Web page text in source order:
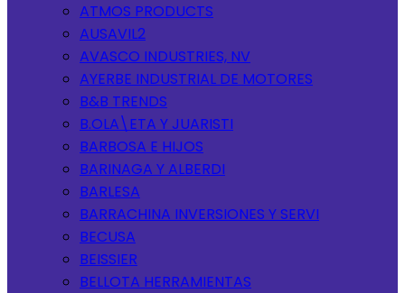
ATMOS PRODUCTS
AUSAVIL2
AVASCO INDUSTRIES, NV
AYERBE INDUSTRIAL DE MOTORES
B&B TRENDS
B.OLA\ETA Y JUARISTI
BARBOSA E HIJOS
BARINAGA Y ALBERDI
BARLESA
BARRACHINA INVERSIONES Y SERVI
BECUSA
BEISSIER
BELLOTA HERRAMIENTAS